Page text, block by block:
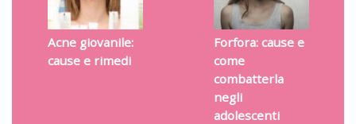
Acne giovanile:
cause e rimedi
Forfora: cause e
come
combatterla
negli
adolescenti